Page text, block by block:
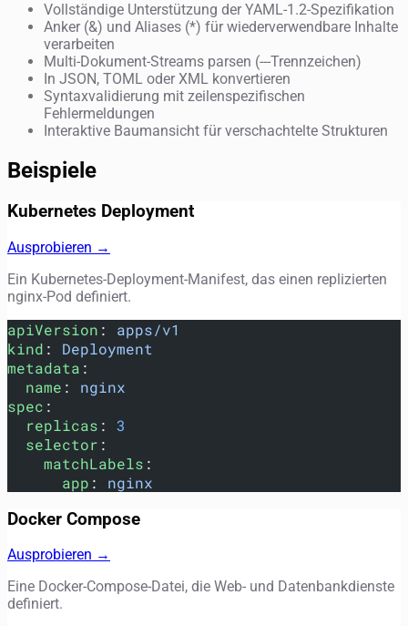
Vollständige Unterstützung der YAML-1.2-Spezifikation
Anker (&) und Aliases (*) für wiederverwendbare Inhalte
verarbeiten
Multi-Dokument-Streams parsen (---Trennzeichen)
In JSON, TOML oder XML konvertieren
Syntaxvalidierung mit zeilenspezifischen
Fehlermeldungen
Interaktive Baumansicht für verschachtelte Strukturen
Beispiele
Kubernetes Deployment
Ausprobieren →
Ein Kubernetes-Deployment-Manifest, das einen replizierten
nginx-Pod definiert.
apiVersion : apps/v1
kind : Deployment
metadata :
  name
: nginx
spec :
  replicas
: 3
  selector
:
    matchLabels
:
      app
: nginx
Docker Compose
Ausprobieren →
Eine Docker-Compose-Datei, die Web- und Datenbankdienste
definiert.